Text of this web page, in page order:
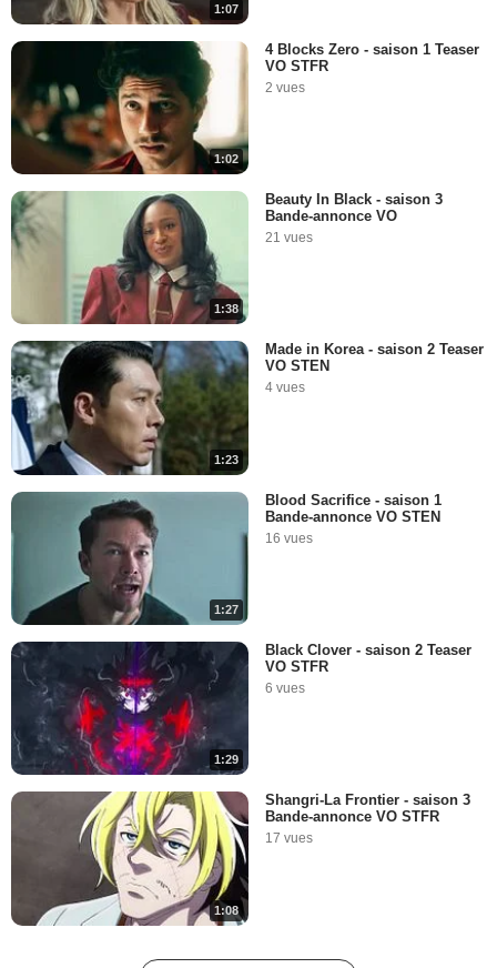
1:07
1:02
4 Blocks Zero - saison 1 Teaser
VO STFR
2 vues
1:38
Beauty In Black - saison 3
Bande-annonce VO
21 vues
1:23
Made in Korea - saison 2 Teaser
VO STEN
4 vues
1:27
Blood Sacrifice - saison 1
Bande-annonce VO STEN
16 vues
1:29
Black Clover - saison 2 Teaser
VO STFR
6 vues
1:08
Shangri-La Frontier - saison 3
Bande-annonce VO STFR
17 vues